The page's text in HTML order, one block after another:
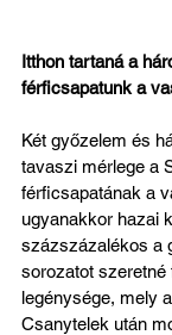
Itthon tartaná a
férficsapatunk a
Két győzelem és
tavaszi mérlege a
férficsapatának a
ugyanakkor hazai
százszázalékos a
sorozatot szeretné
legénysége, mely
Csanytelek után